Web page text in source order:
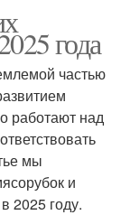
года
частью
работают над
мы
и
2025 году.